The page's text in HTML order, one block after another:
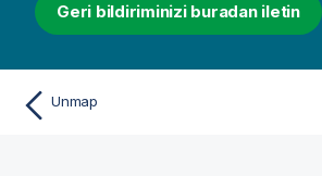
Geri bildiriminizi buradan iletin
Unmap